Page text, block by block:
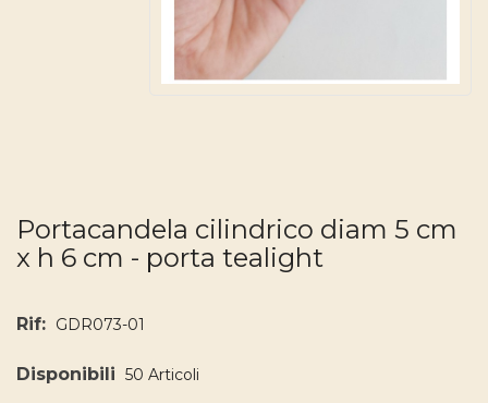
Portacandela cilindrico diam 5 cm
x h 6 cm - porta tealight
Rif: GDR073-01
Disponibili 50 Articoli